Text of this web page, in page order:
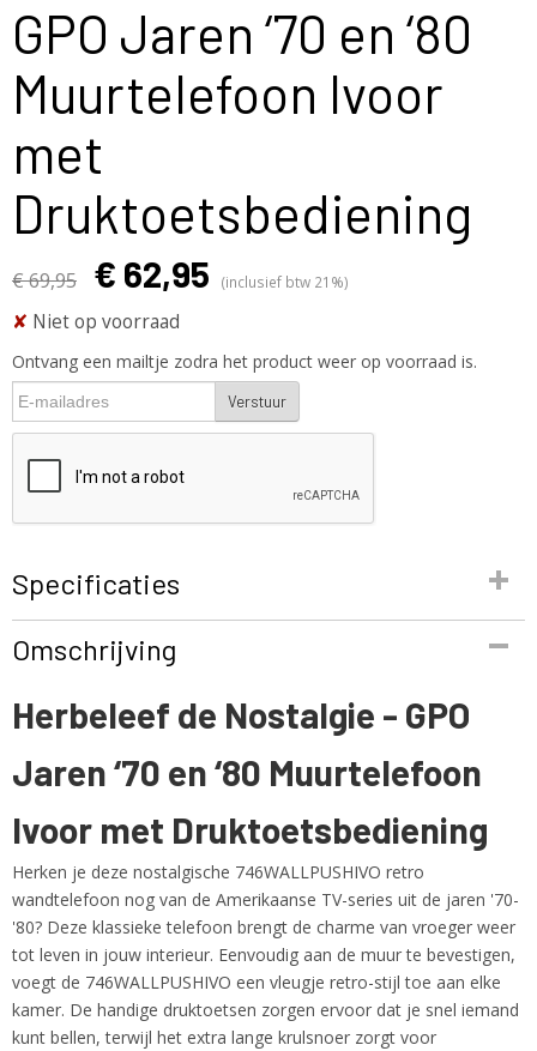
GPO Jaren ‘70 en ‘80
Muurtelefoon Ivoor
met
Druktoetsbediening
€ 69,95 € 62,95 (inclusief btw 21%)
✘ Niet op voorraad
Ontvang een mailtje zodra het product weer op voorraad is.
Verstuur
Specificaties
746WALLPUSHIVO
5060237570443
746WALLPUSHIVO
Netto gewicht
1,00 Kg
Omschrijving
Herbeleef de Nostalgie - GPO
Jaren ‘70 en ‘80 Muurtelefoon
Ivoor met Druktoetsbediening
Herken je deze nostalgische 746WALLPUSHIVO retro
wandtelefoon nog van de Amerikaanse TV-series uit de jaren '70-
'80? Deze klassieke telefoon brengt de charme van vroeger weer
tot leven in jouw interieur. Eenvoudig aan de muur te bevestigen,
voegt de 746WALLPUSHIVO een vleugje retro-stijl toe aan elke
kamer. De handige druktoetsen zorgen ervoor dat je snel iemand
kunt bellen, terwijl het extra lange krulsnoer zorgt voor